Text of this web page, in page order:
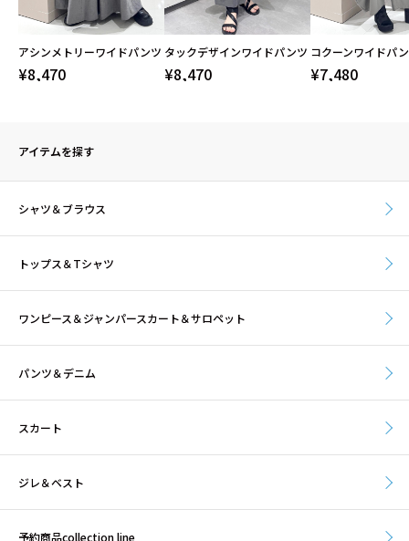
アシンメトリーワイドパンツ
¥8,470
タックデザインワイドパンツ
¥8,470
コクーンワイドパ
¥7,480
アイテムを探す
シャツ＆ブラウス
トップス＆Tシャツ
ワンピース＆ジャンパースカート＆サロペット
パンツ＆デニム
スカート
ジレ＆ベスト
予約商品collection line